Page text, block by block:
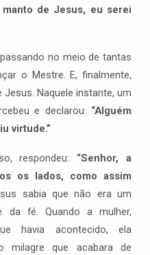
de Jesus, eu serei
no meio de tantas
o Mestre. E, finalmente,
Naquele instante, um
e declarou: “Alguém
virtude.”
respondeu: “Senhor, a
os lados, como assim
sabia que não era um
da fé. Quando a mulher,
havia acontecido, ela
milagre que acabara de